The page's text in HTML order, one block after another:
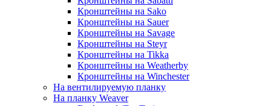
Кронштейны на Sako
Кронштейны на Sauer
Кронштейны на Savage
Кронштейны на Steyr
Кронштейны на Tikka
Кронштейны на Weatherby
Кронштейны на Winchester
На вентилируемую планку
На планку Weaver